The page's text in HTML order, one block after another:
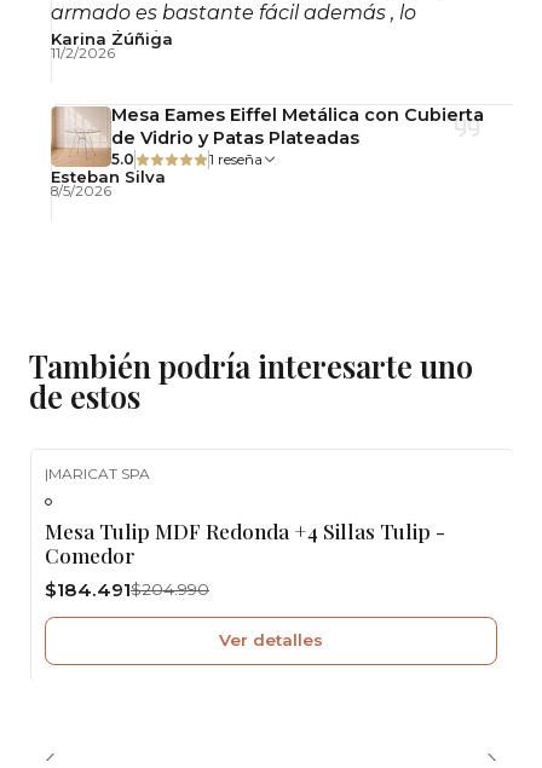
Fotografías referenciales.
armado es bastante fácil además , lo
recomiendo!
Karina Zúñiga
11/2/2026
Mesa Eames Eiffel Metálica con Cubierta
de Vidrio y Patas Plateadas
5.0 1 reseña
Esteban Silva
8/5/2026
También podría interesarte uno
de estos
Agotado
|MARICAT SPA
Mesa Tulip MDF Redonda +4 Sillas Tulip -
Comedor
$184.491$204.990
Ver detalles